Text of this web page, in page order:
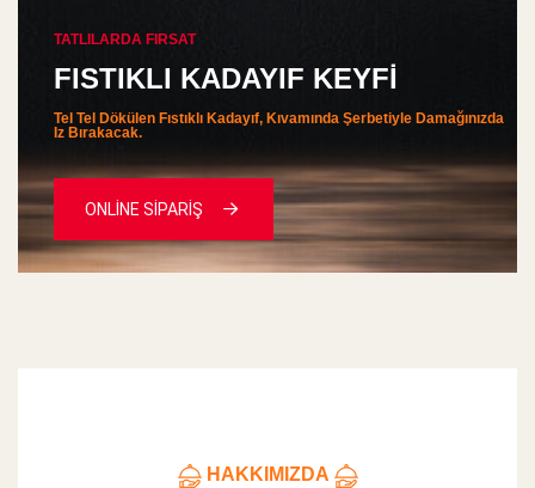
TATLILARDA FIRSAT
FISTIKLI KADAYIF KEYFİ
Tel Tel Dökülen Fıstıklı Kadayıf, Kıvamında Şerbetiyle Damağınızda
Iz Bırakacak.
ONLİNE SİPARİŞ
HAKKIMIZDA